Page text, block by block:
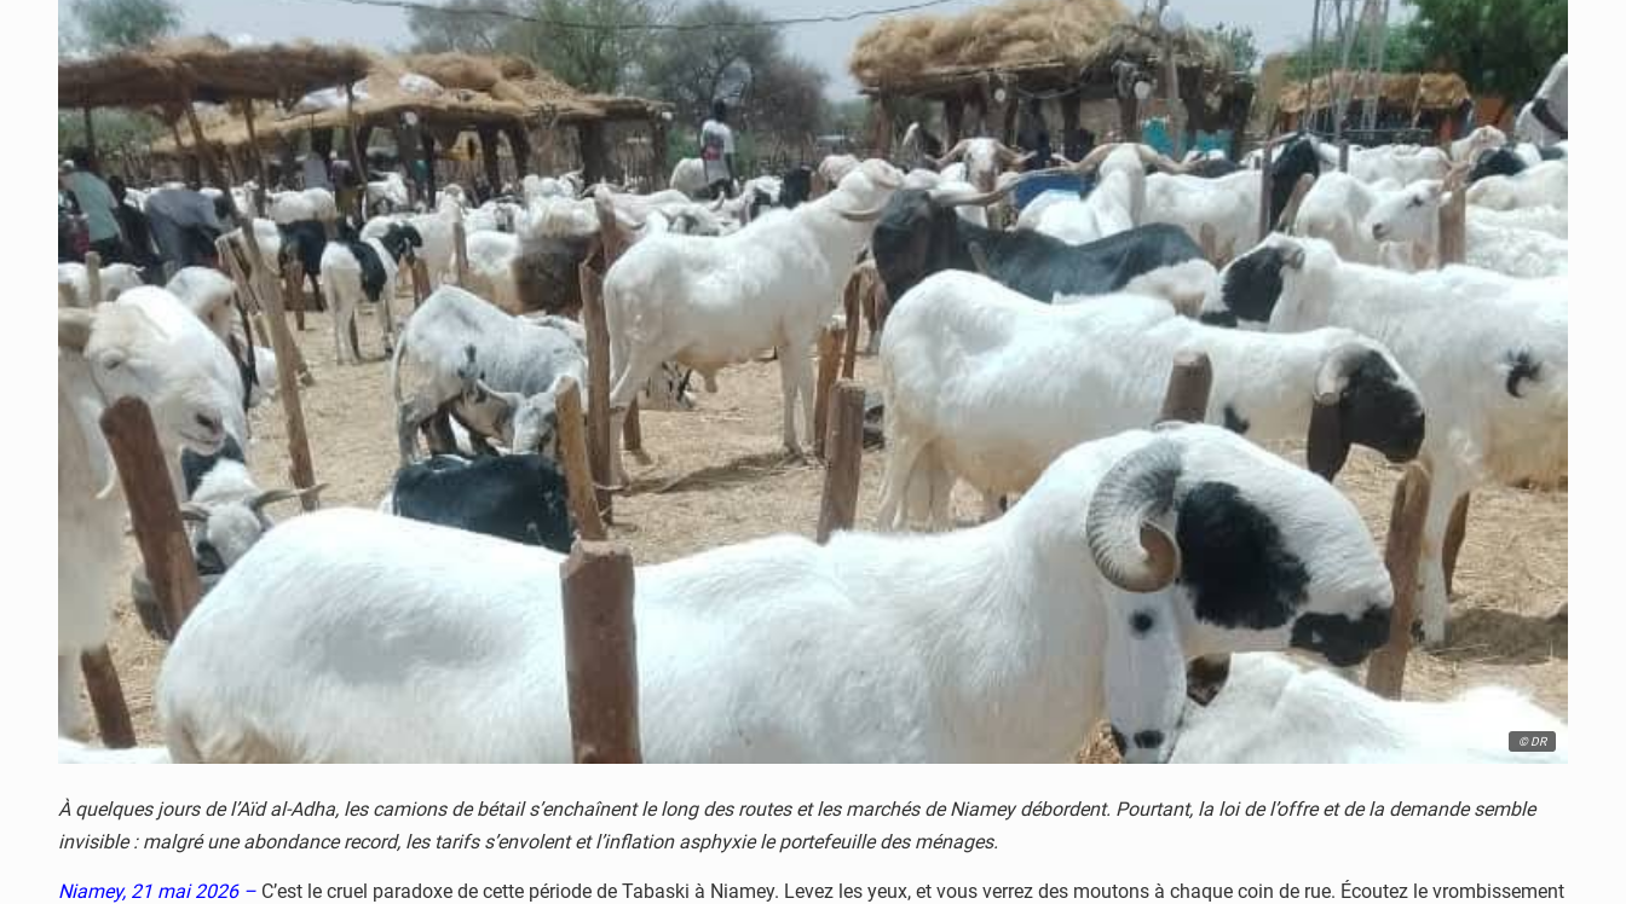
© DR
À quelques jours de l’Aïd al-Adha, les camions de bétail s’enchaînent le long des routes et les marchés de Niamey débordent. Pourtant, la loi de l’offre et de la demande semble
invisible : malgré une abondance record, les tarifs s’envolent et l’inflation asphyxie le portefeuille des ménages.
Niamey, 21 mai 2026 – C’est le cruel paradoxe de cette période de Tabaski à Niamey. Levez les yeux, et vous verrez des moutons à chaque coin de rue. Écoutez le vrombissement